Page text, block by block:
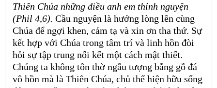
Thiên Chúa những điều anh em thỉnh nguyện
(Phil 4,6). Cầu nguyện là hướng lòng lên cùng
Chúa để ngợi khen, cảm tạ và xin ơn tha thứ. Sự
kết hợp với Chúa trong tâm trí và linh hồn đòi
hỏi sự tập trung nối kết một cách mật thiết.
Chúng ta không tôn thờ ngẫu tượng bằng gỗ đá
vô hồn mà là Thiên Chúa, chủ thể hiện hữu sống